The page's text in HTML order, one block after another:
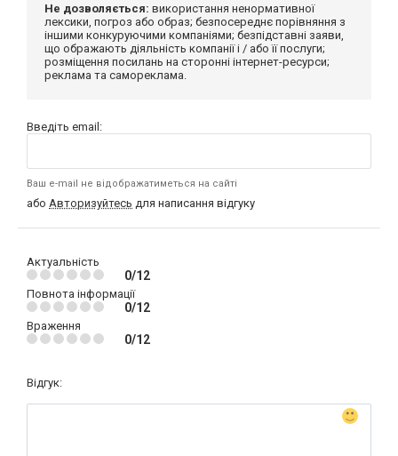
Не дозволяється: використання ненормативної
лексики, погроз або образ; безпосереднє порівняння з
іншими конкуруючими компаніями; безпідставні заяви,
що ображають діяльність компанії і / або її послуги;
розміщення посилань на сторонні інтернет-ресурси;
реклама та самореклама.
Введіть email:
Ваш e-mail не відображатиметься на сайті
або Авторизуйтесь для написання відгуку
Актуальність
0/12
Повнота інформації
0/12
Враження
0/12
Відгук: